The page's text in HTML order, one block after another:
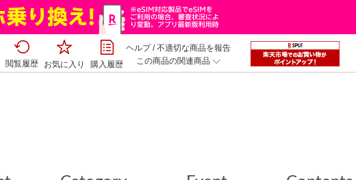
閲覧履歴 お気に入り 購入履歴
ヘルプ/不適切な商品を報告
この商品の関連商品